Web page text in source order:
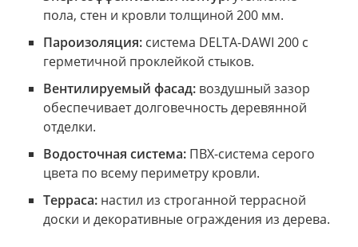
пола, стен и кровли толщиной 200 мм.
Пароизоляция:система DELTA-DAWI 200 с
герметичной проклейкой стыков.
Вентилируемый фасад:воздушный зазор
обеспечивает долговечность деревянной
отделки.
Водосточная система:ПВХ-система серого
цвета по всему периметру кровли.
Терраса:настил из строганной террасной
доски и декоративные ограждения из дерева.